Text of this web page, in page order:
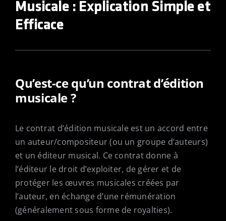
PLAYLISTS
SUBMISSION
?
Musicale : Explication Simple et
Efficace
Qu’est-ce qu’un contrat d’édition
musicale ?
Le contrat d’édition musicale est un accord entre
un auteur/compositeur (ou un groupe d’auteurs)
et un éditeur musical. Ce contrat donne à
l’éditeur le droit d’exploiter, de gérer et de
protéger les œuvres musicales créées par
l’auteur, en échange d’une rémunération
(généralement sous forme de royalties).